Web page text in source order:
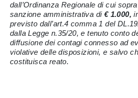
dall’Ordinanza Regionale di cui
sanzione amministrativa di € 1.000,
previsto dall’art.4 comma 1 del
dalla Legge n.35/20, e tenuto conto
diffusione dei contagi connesso ad
violative delle disposizioni, e salvo
costituisca reato.